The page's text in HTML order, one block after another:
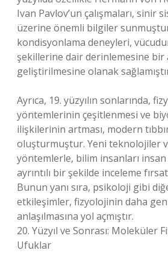
Ivan Pavlov’un çalışmaları, sinir
üzerine önemli bilgiler
kondisyonlama deneyleri,
şekillerine dair derinlemesine bir
geliştirilmesine olanak
Ayrıca, 19. yüzyılın sonlarında,
yöntemlerinin çeşitlenmesi ve
ilişkilerinin artması, modern
oluşturmuştur. Yeni teknolojiler
yöntemlerle, bilim insanları
ayrıntılı bir şekilde inceleme
Bunun yanı sıra, psikoloji gibi
etkileşimler, fizyolojinin daha
anlaşılmasına yol açmıştır.
20. Yüzyıl ve Sonrası: Moleküler
Ufuklar